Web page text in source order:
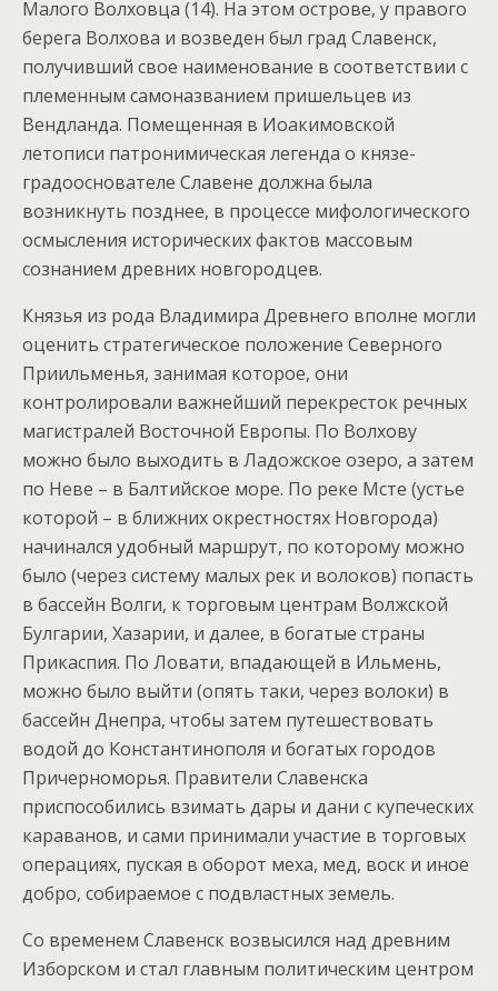
Малого Волховца (14). На этом острове, у правого
берега Волхова и возведен был град Славенск,
получивший свое наименование в соответствии с
племенным самоназванием пришельцев из
Вендланда. Помещенная в Иоакимовской
летописи патронимическая легенда о князе-
градооснователе Славене должна была
возникнуть позднее, в процессе мифологического
осмысления исторических фактов массовым
сознанием древних новгородцев.
Князья из рода Владимира Древнего вполне могли
оценить стратегическое положение Северного
Приильменья, занимая которое, они
контролировали важнейший перекресток речных
магистралей Восточной Европы. По Волхову
можно было выходить в Ладожское озеро, а затем
по Неве – в Балтийское море. По реке Мсте (устье
которой – в ближних окрестностях Новгорода)
начинался удобный маршрут, по которому можно
было (через систему малых рек и волоков) попасть
в бассейн Волги, к торговым центрам Волжской
Булгарии, Хазарии, и далее, в богатые страны
Прикаспия. По Ловати, впадающей в Ильмень,
можно было выйти (опять таки, через волоки) в
бассейн Днепра, чтобы затем путешествовать
водой до Константинополя и богатых городов
Причерноморья. Правители Славенска
приспособились взимать дары и дани с купеческих
караванов, и сами принимали участие в торговых
операциях, пуская в оборот меха, мед, воск и иное
добро, собираемое с подвластных земель.
Со временем Славенск возвысился над древним
Изборском и стал главным политическим центром